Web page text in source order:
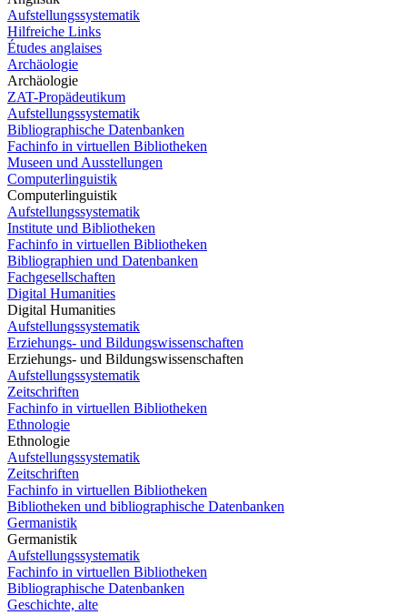
Aufstellungssystematik
Hilfreiche Links
Études anglaises
Archäologie
Archäologie
ZAT-Propädeutikum
Aufstellungssystematik
Bibliographische Datenbanken
Fachinfo in virtuellen Bibliotheken
Museen und Ausstellungen
Computerlinguistik
Computerlinguistik
Aufstellungssystematik
Institute und Bibliotheken
Fachinfo in virtuellen Bibliotheken
Bibliographien und Datenbanken
Fachgesellschaften
Digital Humanities
Digital Humanities
Aufstellungssystematik
Erziehungs- und Bildungswissenschaften
Erziehungs- und Bildungswissenschaften
Aufstellungssystematik
Zeitschriften
Fachinfo in virtuellen Bibliotheken
Ethnologie
Ethnologie
Aufstellungssystematik
Zeitschriften
Fachinfo in virtuellen Bibliotheken
Bibliotheken und bibliographische Datenbanken
Germanistik
Germanistik
Aufstellungssystematik
Fachinfo in virtuellen Bibliotheken
Bibliographische Datenbanken
Geschichte, alte